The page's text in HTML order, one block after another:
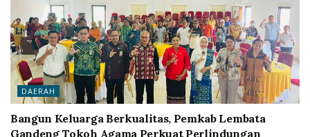
DAERAH
Bangun Keluarga Berkualitas, Pemkab Lembata
Gandeng Tokoh Agama Perkuat Perlindungan